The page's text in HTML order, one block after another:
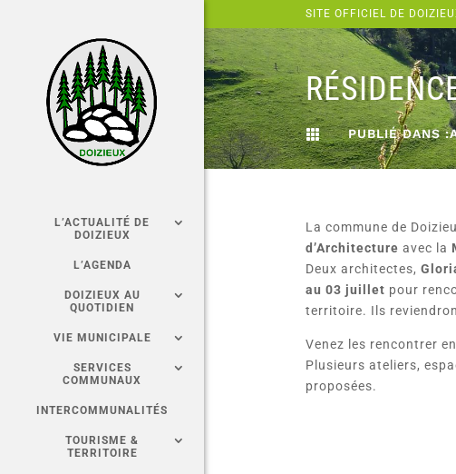
SITE OFFICIEL DE
L’ACTUALITÉ DE
DOIZIEUX
L’AGENDA
DOIZIEUX AU
QUOTIDIEN
VIE MUNICIPALE
SERVICES
COMMUNAUX
INTERCOMMUNALITÉS
TOURISME &
TERRITOIRE
 PUBLIÉ DANS :
La commune de
d’Architecture avec la
Deux architectes,
au 03 juillet pour
territoire. Ils
Venez les rencontrer
Plusieurs ateliers,
proposées.